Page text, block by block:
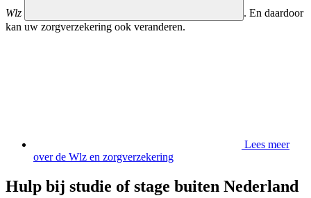
Wlz
. En daardoor
kan uw zorgverzekering ook veranderen.
Lees meer
over de Wlz en zorgverzekering
Hulp bij studie of stage buiten Nederland